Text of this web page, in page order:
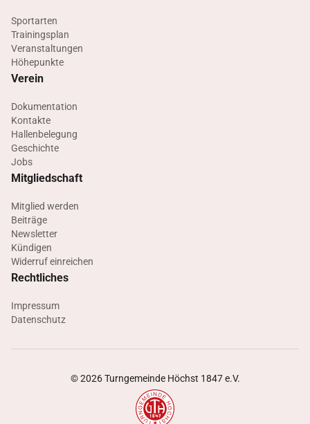
Sportarten
Trainingsplan
Veranstaltungen
Höhepunkte
Verein
Dokumentation
Kontakte
Hallenbelegung
Geschichte
Jobs
Mitgliedschaft
Mitglied werden
Beiträge
Newsletter
Kündigen
Widerruf einreichen
Rechtliches
Impressum
Datenschutz
©2026Turngemeinde Höchst 1847 e.V.